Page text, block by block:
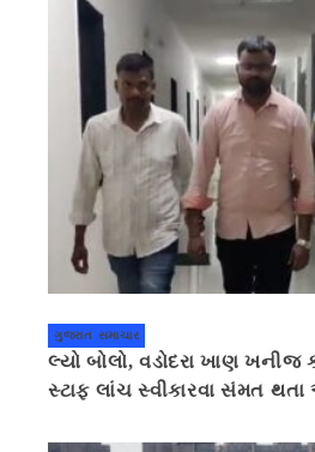
ગુજરાત સમાચાર
લ્યો બોલો, વડોદરા ખાણ ખનીજ
સ્ટાફ લાંચ સ્વીકારવા સંમત